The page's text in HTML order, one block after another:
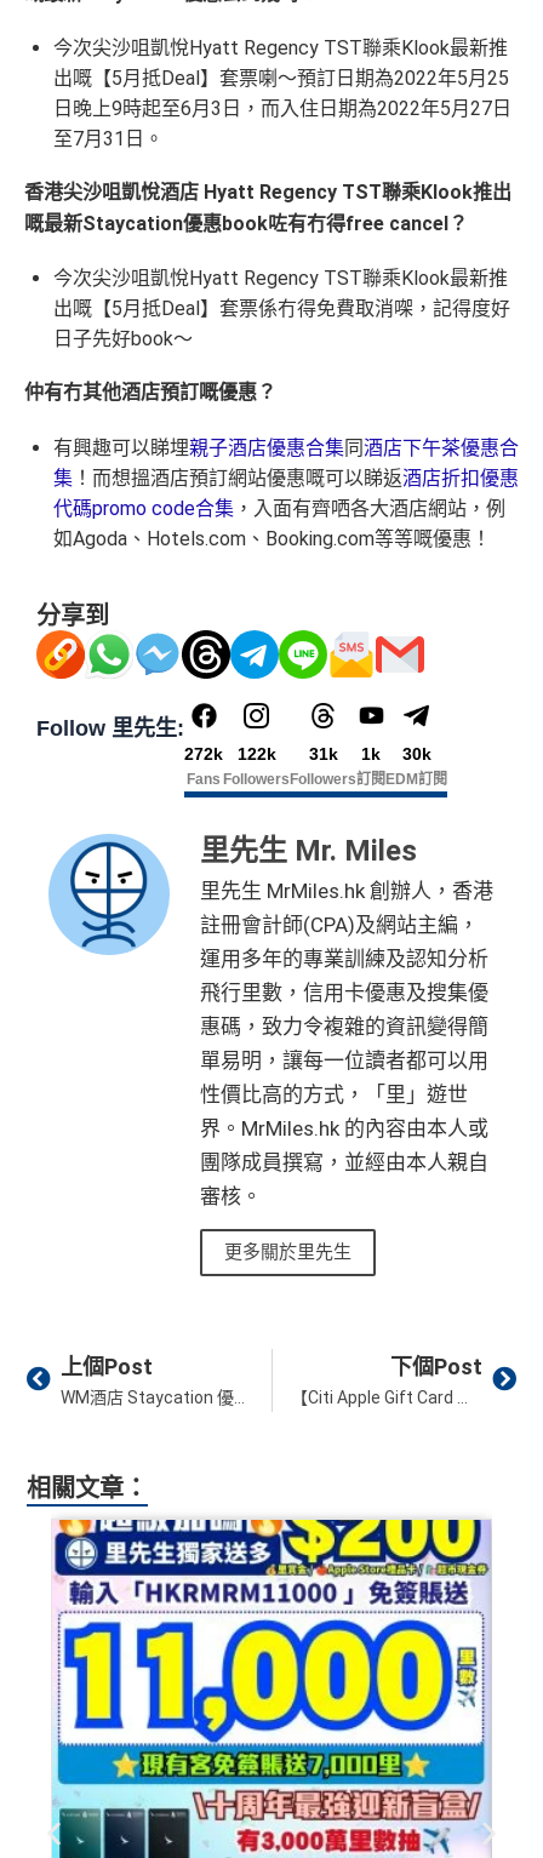
今次尖沙咀凱悅Hyatt Regency TST聯乘Klook最新推
出嘅【5月抵Deal】套票喇～預訂日期為2022年5月25
日晚上9時起至6月3日，而入住日期為2022年5月27日
至7月31日。
香港尖沙咀凱悅酒店 Hyatt Regency TST聯乘Klook推出
嘅最新Staycation優惠book咗有冇得free cancel？
今次尖沙咀凱悅Hyatt Regency TST聯乘Klook最新推
出嘅【5月抵Deal】套票係冇得免費取消㗎，記得度好
日子先好book～
仲有冇其他酒店預訂嘅優惠？
有興趣可以睇埋親子酒店優惠合集同酒店下午茶優惠合
集 ！而想搵酒店預訂網站優惠嘅可以睇返酒店折扣優惠
代碼promo code合集 ，入面有齊哂各大酒店網站，例
如Agoda、Hotels.com、Booking.com等等嘅優惠！
分享到
Follow 里先生:
272k
Fans
122k
Followers
31k
Followers
1k
訂閱
30k
EDM訂閱
里先生 Mr. Miles
里先生 MrMiles.hk 創辦人，香港
註冊會計師(CPA)及網站主編，
運用多年的專業訓練及認知分析
飛行里數，信用卡優惠及搜集優
惠碼，致力令複雜的資訊變得簡
單易明，讓每一位讀者都可以用
性價比高的方式，「里」遊世
界。MrMiles.hk 的內容由本人或
團隊成員撰寫，並經由本人親自
審核。
更多關於里先生
Prev
上個Post
WM酒店 Staycation 優惠！連M Thai晚餐再包 自助早餐 連房內迷你酒吧！每晚已加一低至HK$2,600！即每位只需HK$1,300！另外亦有自助晚餐套餐！
下個Post
【Citi Apple Gift Card 迎新優惠】申請Citibank信用卡 簽HK$300就送HK$1,800禮品！
相關文章：